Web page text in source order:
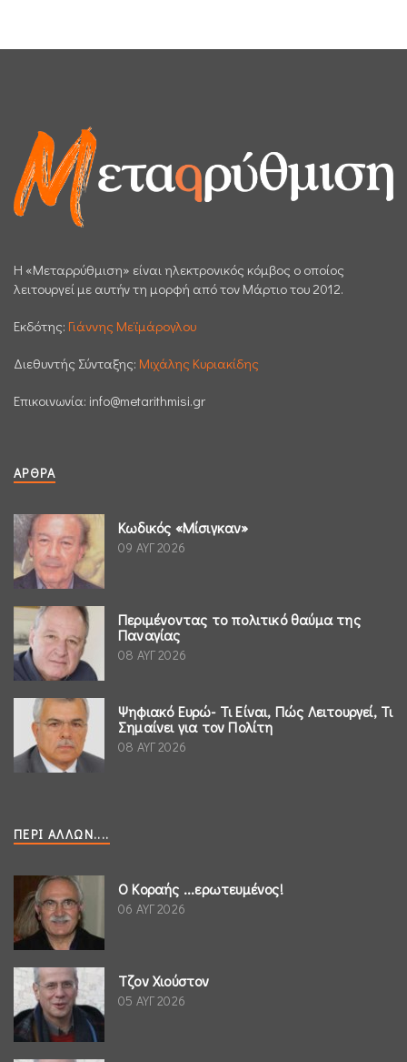
H «Μεταρρύθμιση» είναι ηλεκτρονικός κόμβος ο οποίος
λειτουργεί με αυτήν τη μορφή από τον Μάρτιο του 2012.
Εκδότης: Γιάννης Μεϊμάρογλου
Διεθυντής Σύνταξης: Μιχάλης Κυριακίδης
Επικοινωνία: info@metarithmisi.gr
ΆΡΘΡΑ
Κωδικός «Μίσιγκαν»
09 ΑΥΓ 2026
Περιμένοντας το πολιτικό θαύμα της
Παναγίας
08 ΑΥΓ 2026
Ψηφιακό Ευρώ- Τι Είναι, Πώς Λειτουργεί, Τι
Σημαίνει για τον Πολίτη
08 ΑΥΓ 2026
ΠΕΡΊ ΆΛΛΩΝ....
Ο Κοραής ...ερωτευμένος!
06 ΑΥΓ 2026
Τζον Χιούστον
05 ΑΥΓ 2026